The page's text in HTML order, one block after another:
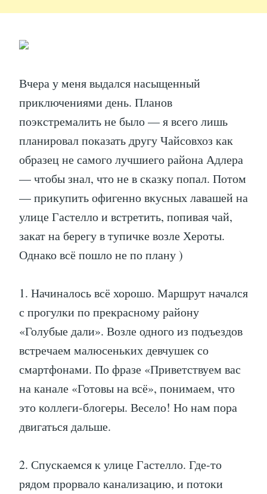
Вчера у меня выдался насыщенный
приключениями день. Планов
поэкстремалить не было — я всего лишь
планировал показать другу Чайсовхоз как
образец не самого лучшиего района Адлера
— чтобы знал, что не в сказку попал. Потом
— прикупить офигенно вкусных лавашей на
улице Гастелло и встретить, попивая чай,
закат на берегу в тупичке возле Хероты.
Однако всё пошло не по плану )
1. Начиналось всё хорошо. Маршрут начался
с прогулки по прекрасному району
«Голубые дали». Возле одного из подъездов
встречаем малюсеньких девчушек со
смартфонами. По фразе «Приветствуем вас
на канале «Готовы на всё», понимаем, что
это коллеги-блогеры. Весело! Но нам пора
двигаться дальше.
2. Спускаемся к улице Гастелло. Где-то
рядом прорвало канализацию, и потоки